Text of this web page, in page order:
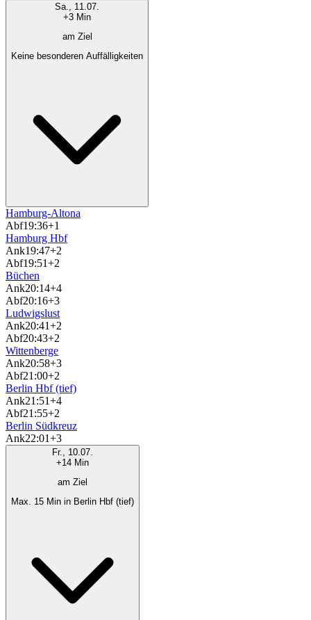
Sa., 11.07.
+3 Min
am Ziel
Keine besonderen Auffälligkeiten
Hamburg-Altona
Abf19:36+1
Hamburg Hbf
Ank19:47+2
Abf19:51+2
Büchen
Ank20:14+4
Abf20:16+3
Ludwigslust
Ank20:41+2
Abf20:43+2
Wittenberge
Ank20:58+3
Abf21:00+2
Berlin Hbf (tief)
Ank21:51+4
Abf21:55+2
Berlin Südkreuz
Ank22:01+3
Fr., 10.07.
+14 Min
am Ziel
Max. 15 Min in Berlin Hbf (tief)